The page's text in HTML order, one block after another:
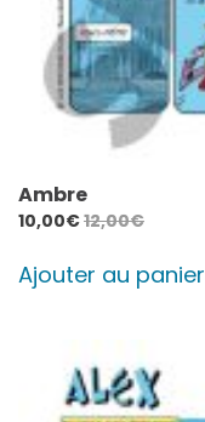
Ambre
10,00€12,00€
Ajouter au panier